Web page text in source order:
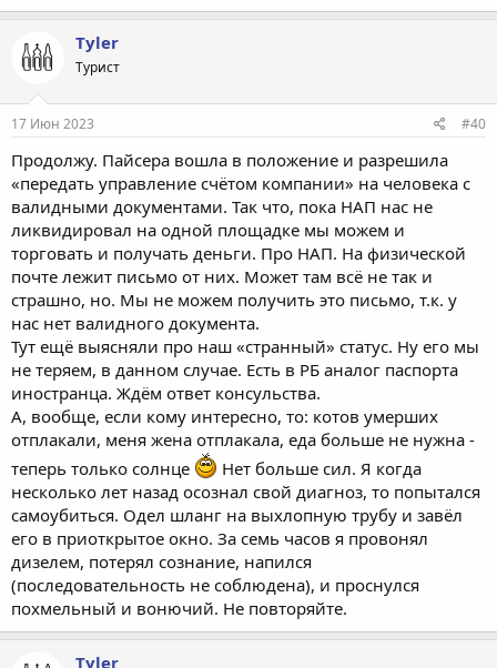
Tyler
Турист
17 Июн 2023 #40
Продолжу. Пайсера вошла в положение и разрешила
«передать управление счётом компании» на человека с
валидными документами. Так что, пока НАП нас не
ликвидировал на одной площадке мы можем и
торговать и получать деньги. Про НАП. На физической
почте лежит письмо от них. Может там всё не так и
страшно, но. Мы не можем получить это письмо, т.к. у
нас нет валидного документа.
Тут ещё выясняли про наш «странный» статус. Ну его мы
не теряем, в данном случае. Есть в РБ аналог паспорта
иностранца. Ждём ответ консульства.
А, вообще, если кому интересно, то: котов умерших
отплакали, меня жена отплакала, еда больше не нужна -
теперь только солнце
Нет больше сил. Я когда
несколько лет назад осознал свой диагноз, то попытался
самоубиться. Одел шланг на выхлопную трубу и завёл
его в приоткрытое окно. За семь часов я провонял
дизелем, потерял сознание, напился
(последовательность не соблюдена), и проснулся
похмельный и вонючий. Не повторяйте.
Tyler